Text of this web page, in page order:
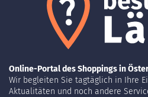
Online-Portal des Shoppings in
Wir begleiten Sie tagtäglich in Ihre
Aktualitäten und noch andere